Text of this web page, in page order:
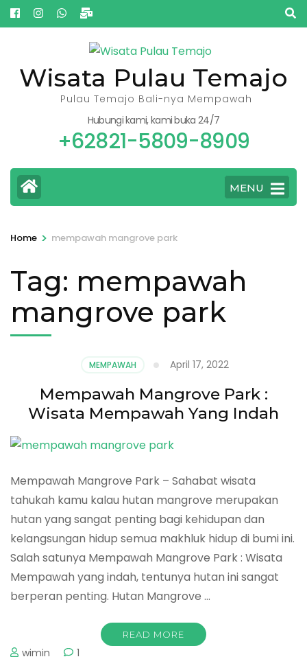
Skip
to
(Press
Enter)Wisata Pulau Temajo
Pulau Temajo Bali-nya Mempawah
Hubungi kami, kami buka 24/7
+62821-5809-8909
MENU
Home > mempawah mangrove park
Tag: mempawah
mangrove park
MEMPAWAH April 17, 2022
Mempawah Mangrove Park :
Wisata Mempawah Yang Indah
Mempawah Mangrove Park – Sahabat wisata
tahukah kamu kalau hutan mangrove merupakan
hutan yang sangat penting bagi kehidupan dan
kelangsungan hidup semua makhluk hidup di bumi ini.
Salah satunya Mempawah Mangrove Park : Wisata
Mempawah yang indah, tentunya hutan ini sangat
berperan penting. Hutan Mangrove …
READ MORE
wimin 1